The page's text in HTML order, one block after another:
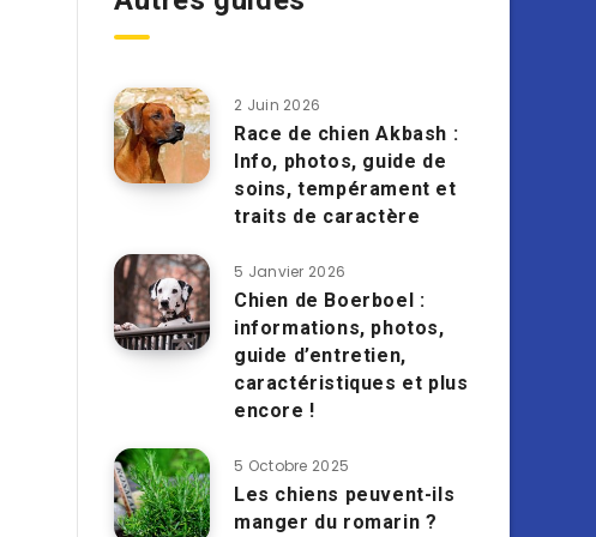
2 Juin 2026
Race de chien Akbash :
Info, photos, guide de
soins, tempérament et
traits de caractère
5 Janvier 2026
Chien de Boerboel :
informations, photos,
guide d’entretien,
caractéristiques et plus
encore !
5 Octobre 2025
Les chiens peuvent-ils
manger du romarin ?